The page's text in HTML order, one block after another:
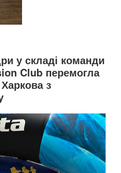
у складі команди
Club перемогла
з